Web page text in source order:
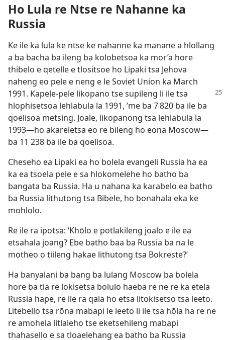
Ho Lula re Ntse re Nahanne ka
Russia
Ke ile ka lula ke ntse ke nahanne ka manane a hlollang
a ba bacha ba ileng ba kolobetsoa ka mor’a hore
thibelo e qetelle e tlositsoe ho Lipaki tsa Jehova
naheng eo pele e neng e le Soviet Union ka March
1991. Kapele-pele likopano tsesupileng li ile tsa
hlophisetsoa lehlabula la 1991, ’me ba 7 820 ba ile ba
qoelisoa metsing. Joale, likopanong tsa lehlabula la
1993—ho akareletsa eo re bileng ho eona Moscow—
ba 11 238 ba ile ba qoelisoa.
Cheseho ea Lipaki ea ho bolela evangeli Russia ha ea
ka ea tsoela pele e sa hlokomelehe ho batho ba
bangata ba Russia. Ha u nahana ka karabelo ea batho
ba Russia lithutong tsa Bibele, ho bonahala eka ke
mohlolo.
Re ile ra ipotsa: ‘Khōlo e potlakileng joalo e ile ea
etsahala joang? Ebe batho baa ba Russia ba na le
motheo o tiileng hakae lithutong tsa Bokreste?’
Ha banyalani ba bang ba lulang Moscow ba bolela
hore ba tla re lokisetsa bolulo haeba re ne re ka etela
Russia hape, re ile ra qala ho etsa litokisetso tsa leeto.
Litebello tsa rōna mabapi le leeto li ile tsa hōla ha re ne
re amohela litlaleho tse eketsehileng mabapi
thahasello e sa tloaelehang ea batho ba Russia